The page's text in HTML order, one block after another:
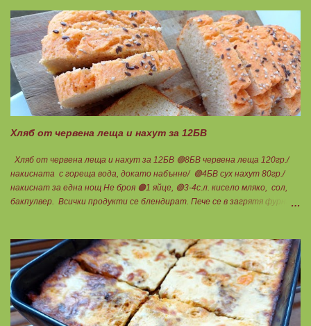
добре и се оставя на страна да набъбне. За чийз крема: 🟢3БП
обезмаслено крем сирене Кауфланд 200гр. + 1 равна с.л скир 🟠1БП
яйце 1бр. Ванилия Не подслаждам! За отгоре: 🟢4БВ сини сливи
360гр. Канела Мазнините са удвоени за белтъците и крем сиренето!
В голяма силиконова форма за тарт, разпределих така: 🥧1- ви слой
от кексово тесто 🥧2- ри слой чийз крем 🥧3- ти слой нарязани сини
сливи Канелата поръсих след изпичане, за да не е много натрапчива и
в голямо количество. Сладкиша изпекох в загрята фурна на 180
Хляб от червена леща и нахут за 12БВ
Хляб от червена леща и нахут за 12БВ 🟢8БВ червена леща 120гр./
накисната с гореща вода, докато набънне/ 🟢4БВ сух нахут 80гр./
накиснат за една нощ Не броя 🟠1 яйце, 🟢3-4с.л. кисело мляко, сол,
бакпулвер. Всички продукти се блендират. Пече се в загрятя фурна